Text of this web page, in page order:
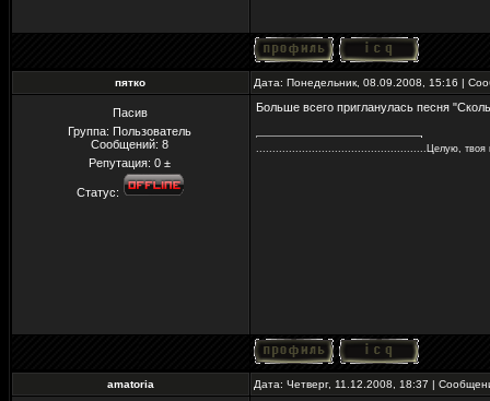
пятко Дата: Понедельник, 08.09.2008, 15:16 |
Пасив
Группа: Пользователь
Сообщений:8
Репутация:0 ±
Статус:
Больше всего пригланулась песня
....................................................Целую, твоя
amatoria Дата: Четверг, 11.12.2008, 18:37 |